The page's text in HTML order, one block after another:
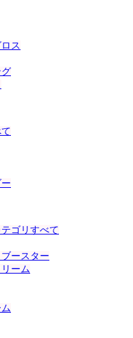
ス
ゴリすべて
ースター
ーム